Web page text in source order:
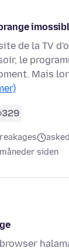
de la TV
le
Mais
329
siden